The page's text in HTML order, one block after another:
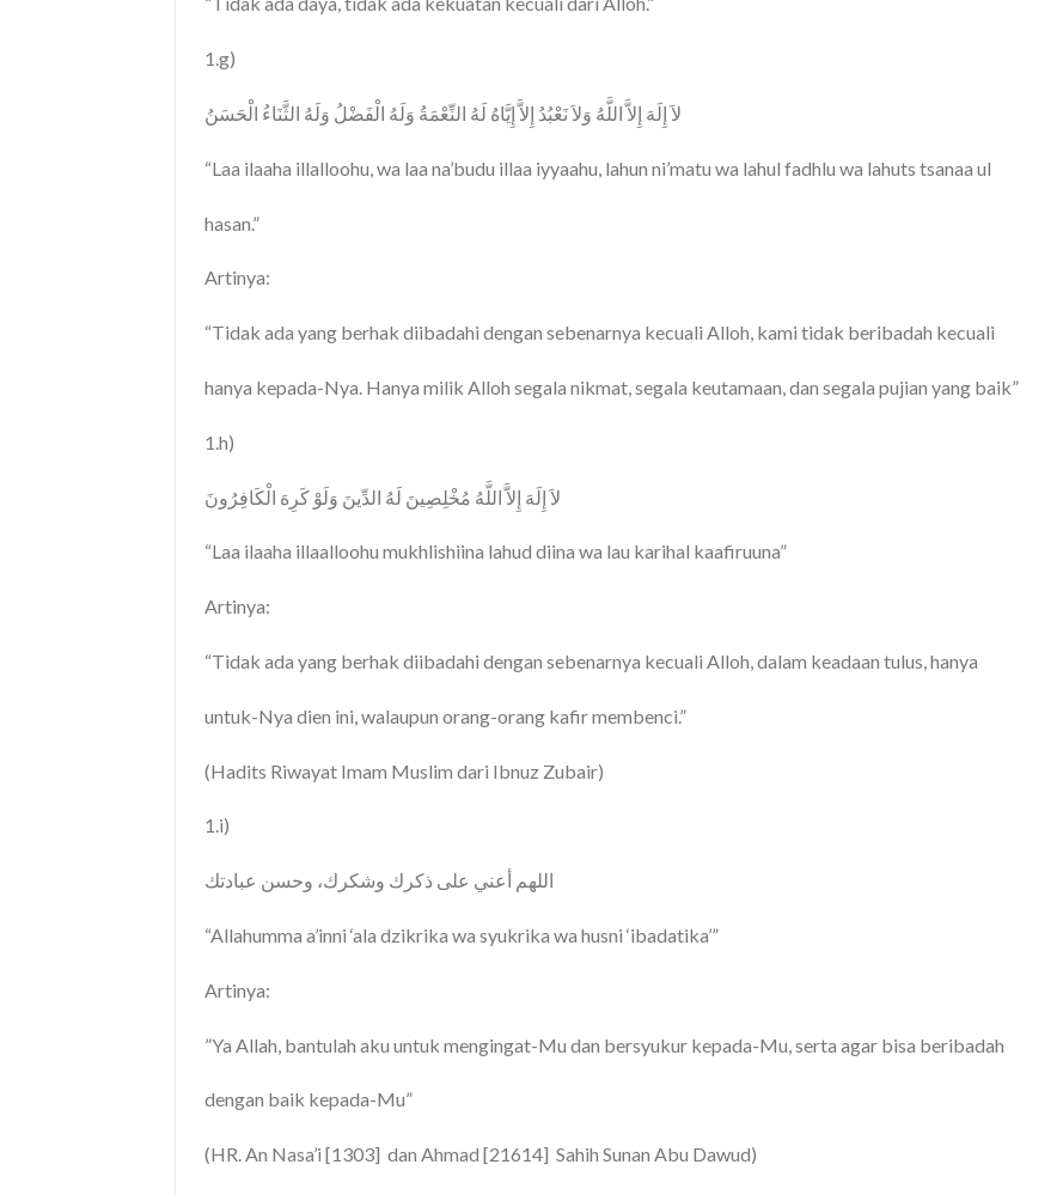
1.g)
لاَ إِلَهَ إِلاَّ اللَّهُ وَلاَ نَعْبُدُ إِلاَّ إِيَّاهُ لَهُ النِّعْمَةُ وَلَهُ الْفَضْلُ وَلَهُ الثَّنَاءُ الْحَسَنُ
“Laa ilaaha illalloohu, wa laa na’budu illaa iyyaahu, lahun ni’matu wa lahul fadhlu wa lahuts tsanaa ul
hasan.”
Artinya:
“Tidak ada yang berhak diibadahi dengan sebenarnya kecuali Alloh, kami tidak beribadah kecuali
hanya kepada-Nya. Hanya milik Alloh segala nikmat, segala keutamaan, dan segala pujian yang baik”
1.h)
لاَ إِلَهَ إِلاَّ اللَّهُ مُخْلِصِينَ لَهُ الدِّينَ وَلَوْ كَرِهَ الْكَافِرُونَ
“Laa ilaaha illaalloohu mukhlishiina lahud diina wa lau karihal kaafiruuna”
Artinya:
“Tidak ada yang berhak diibadahi dengan sebenarnya kecuali Alloh, dalam keadaan tulus, hanya
untuk-Nya dien ini, walaupun orang-orang kafir membenci.”
(Hadits Riwayat Imam Muslim dari Ibnuz Zubair)
1.i)
اللهم أعني على ذكرك وشكرك، وحسن عبادتك
“Allahumma a’inni ‘ala dzikrika wa syukrika wa husni ‘ibadatika’”
Artinya:
”Ya Allah, bantulah aku untuk mengingat-Mu dan bersyukur kepada-Mu, serta agar bisa beribadah
dengan baik kepada-Mu”
(HR. An Nasa’i [1303] dan Ahmad [21614] Sahih Sunan Abu Dawud)